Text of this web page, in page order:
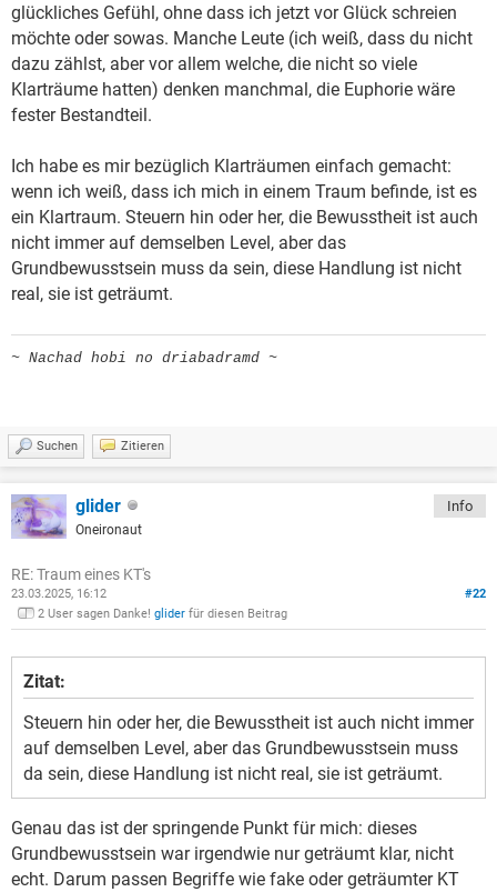
glückliches Gefühl, ohne dass ich jetzt vor Glück schreien
möchte oder sowas. Manche Leute (ich weiß, dass du nicht
dazu zählst, aber vor allem welche, die nicht so viele
Klarträume hatten) denken manchmal, die Euphorie wäre
fester Bestandteil.
Ich habe es mir bezüglich Klarträumen einfach gemacht:
wenn ich weiß, dass ich mich in einem Traum befinde, ist es
ein Klartraum. Steuern hin oder her, die Bewusstheit ist auch
nicht immer auf demselben Level, aber das
Grundbewusstsein muss da sein, diese Handlung ist nicht
real, sie ist geträumt.
~ Nachad hobi no driabadramd ~
Suchen Zitieren
glider
Oneironaut
Info
RE: Traum eines KT's
#22
23.03.2025, 16:12
2 User sagen Danke! glider für diesen Beitrag
Zitat:
Steuern hin oder her, die Bewusstheit ist auch nicht immer
auf demselben Level, aber das Grundbewusstsein muss
da sein, diese Handlung ist nicht real, sie ist geträumt.
Genau das ist der springende Punkt für mich: dieses
Grundbewusstsein war irgendwie nur geträumt klar, nicht
echt. Darum passen Begriffe wie fake oder geträumter KT